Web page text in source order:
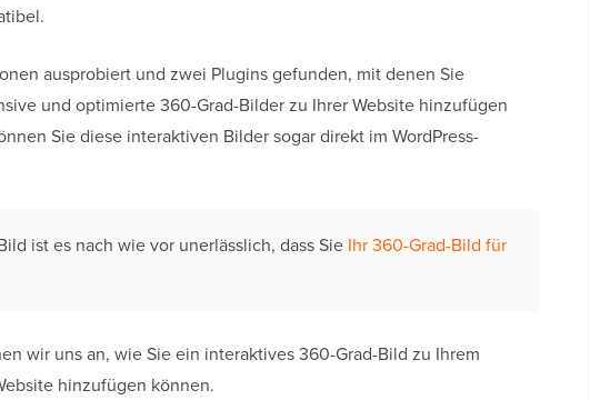
ausprobiert und zwei Plugins gefunden, mit denen Sie
und optimierte 360-Grad-Bilder zu Ihrer Website hinzufügen
Sie diese interaktiven Bilder sogar direkt im WordPress-
ist es nach wie vor unerlässlich, dass Sie Ihr 360-Grad-Bild für
wir uns an, wie Sie ein interaktives 360-Grad-Bild zu Ihrem
hinzufügen können.